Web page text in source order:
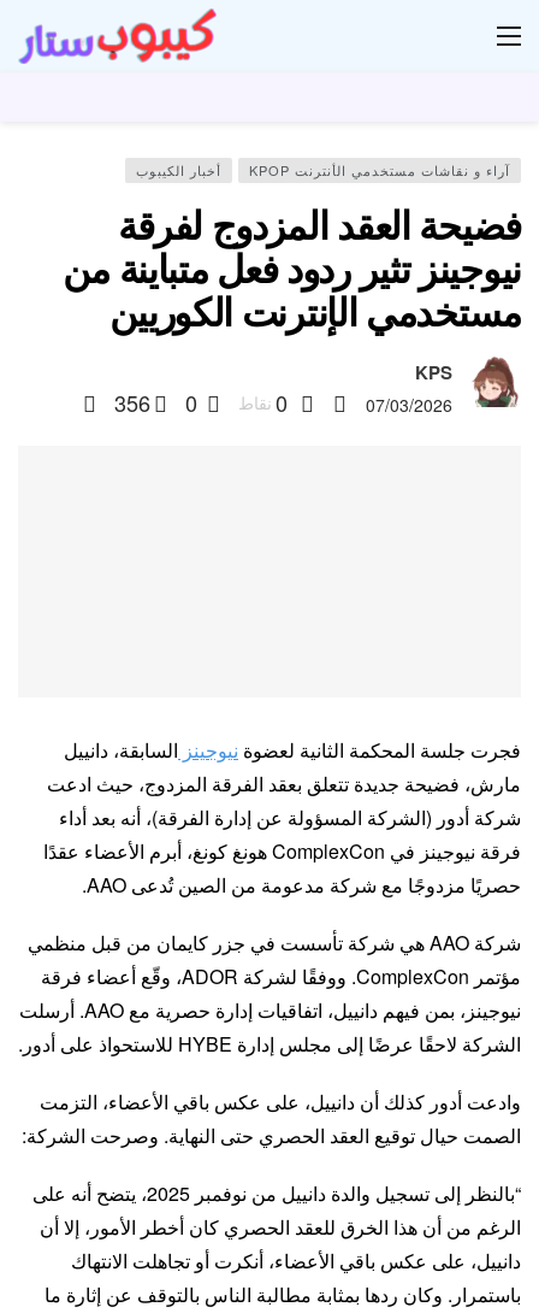
آراء و نقاشات مستخدمي الأنترنت KPOP أخبار الكيبوب
فضيحة العقد المزدوج لفرقة
نيوجينز تثير ردود فعل متباينة من
مستخدمي الإنترنت الكوريين
KPS
07/03/2026
0 نقاط 0
356
فجرت جلسة المحكمة الثانية لعضوة نيوجينز السابقة، دانييل
مارش، فضيحة جديدة تتعلق بعقد الفرقة المزدوج، حيث ادعت
شركة أدور (الشركة المسؤولة عن إدارة الفرقة)، أنه بعد أداء
فرقة نيوجينز في ComplexCon هونغ كونغ، أبرم الأعضاء عقدًا
حصريًا مزدوجًا مع شركة مدعومة من الصين تُدعى AAO.
شركة AAO هي شركة تأسست في جزر كايمان من قبل منظمي
مؤتمر ComplexCon. ووفقًا لشركة ADOR، وقّع أعضاء فرقة
نيوجينز، بمن فيهم دانييل، اتفاقيات إدارة حصرية مع AAO. أرسلت
الشركة لاحقًا عرضًا إلى مجلس إدارة HYBE للاستحواذ على أدور.
وادعت أدور كذلك أن دانييل، على عكس باقي الأعضاء، التزمت
الصمت حيال توقيع العقد الحصري حتى النهاية. وصرحت الشركة:
“بالنظر إلى تسجيل والدة دانييل من نوفمبر 2025، يتضح أنه على
الرغم من أن هذا الخرق للعقد الحصري كان أخطر الأمور، إلا أن
دانييل، على عكس باقي الأعضاء، أنكرت أو تجاهلت الانتهاك
باستمرار. وكان ردها بمثابة مطالبة الناس بالتوقف عن إثارة ما